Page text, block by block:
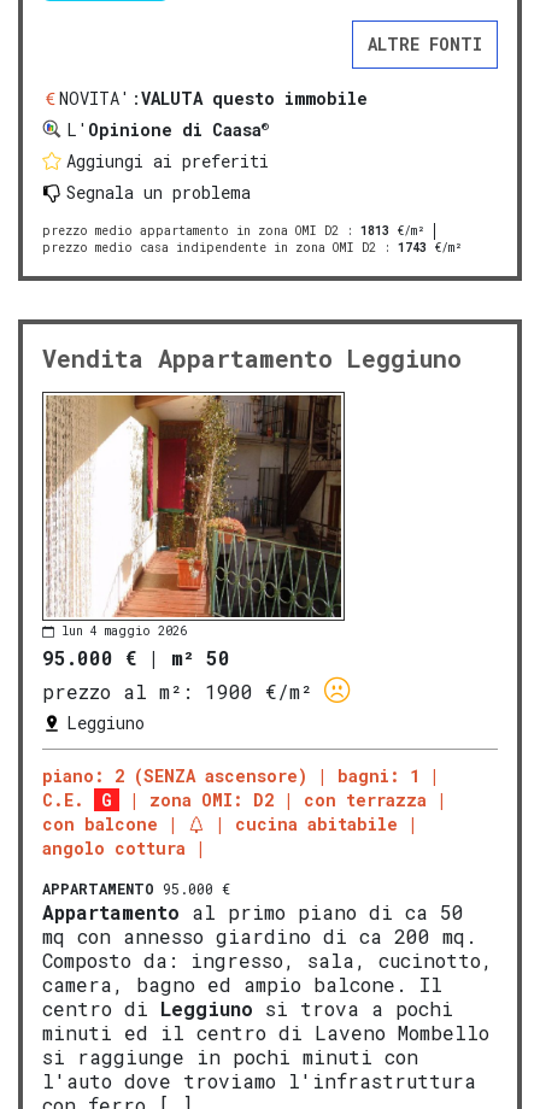
ALTRE FONTI
NOVITA':VALUTA questo immobile
L' Opinione di Caasa®
Aggiungi ai preferiti
Segnala un problema
prezzo medio appartamento in zona OMI D2 : 1813 €/m²
prezzo medio casa indipendente in zona OMI D2 : 1743 €/m²
Vendita Appartamento Leggiuno
lun 4 maggio 2026
95.000 € | m² 50
prezzo al m²:
1900 €/m²
Leggiuno
piano: 2 (SENZA ascensore)
bagni: 1
C.E.
G zona OMI: D2
con terrazza
con balcone
cucina abitabile
angolo cottura
APPARTAMENTO 95.000 €
Appartamento al primo piano di ca 50
mq con annesso giardino di ca 200 mq.
Composto da: ingresso, sala, cucinotto,
camera, bagno ed ampio balcone. Il
centro di Leggiuno si trova a pochi
minuti ed il centro di Laveno Mombello
si raggiunge in pochi minuti con
l'auto dove troviamo l'infrastruttura